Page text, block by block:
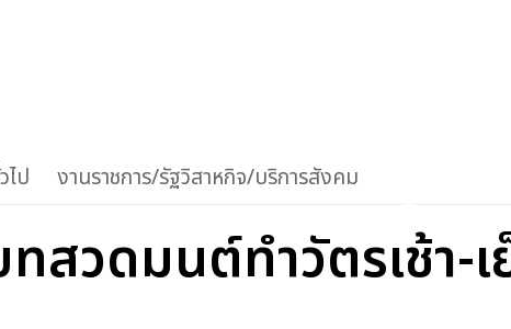
ไป งานราชการ/รัฐวิสาหกิจ/บริการสังคม
สวดมนต์ทำวัตรเช้า-เ